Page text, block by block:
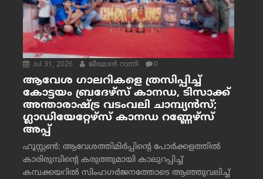
Jul 31, 2026 ജീമോന്‍ റാന്നി 0
ആവേശ ഗാലറികളെ ത്രസിപ്പിച്ച്
കോട്ടയം ബ്രദേഴ്‌സ് കാനഡ, ടിസാക്ക്
അന്താരാഷ്ട്ര വടംവലി ചാമ്പ്യന്‍സ്;
ഗ്ലാഡിയേറ്റേഴ്‌സ് കാനഡ റണ്ണേഴ്‌സ്
അപ്പ്
ഹൂസ്റ്റണ്‍: ആവേശത്തിമിര്‍പ്പിന്റെ പോര്‍ക്കളത്തില്‍
കാരിരുമ്പിന്റെ കരുത്തുമായി കാലുറപ്പിച്ച്
കമ്പക്കയറില്‍ സിംഹഗര്‍ജനത്തോടെ ആഞ്ഞുവലിച്ച്